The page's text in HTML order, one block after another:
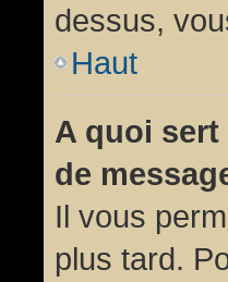
dessus,
Haut
A quoi sert
de
Il vous
plus tard.